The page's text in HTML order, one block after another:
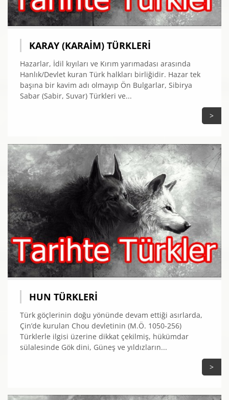
KARAY (KARAIM) TÜRKLERI
Hazarlar, İdil kıyıları ve Kırım yarımadası arasında
Hanlık/Devlet kuran Türk halkları birliğidir. Hazar tek
başına bir kavim adı olmayıp Ön Bulgarlar, Sibirya
Sabar (Sabir, Suvar) Türkleri ve...
>
HUN TÜRKLERI
Türk göçlerinin doğu yönünde devam ettiği asırlarda,
Çin’de kurulan Chou devletinin (M.Ö. 1050-256)
Türklerle ilgisi üzerine dikkat çekilmiş, hükümdar
sülalesinde Gök dini, Güneş ve yıldızların...
>